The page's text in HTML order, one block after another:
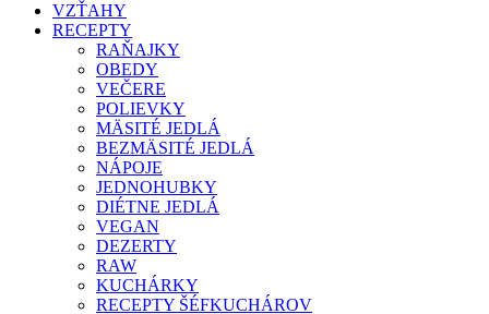
VZŤAHY
RECEPTY
RAŇAJKY
OBEDY
VEČERE
POLIEVKY
MÄSITÉ JEDLÁ
BEZMÄSITÉ JEDLÁ
NÁPOJE
JEDNOHUBKY
DIÉTNE JEDLÁ
VEGAN
DEZERTY
RAW
KUCHÁRKY
RECEPTY ŠÉFKUCHÁROV